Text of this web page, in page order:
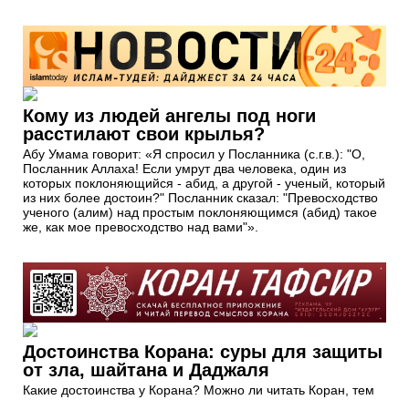
Кому из людей ангелы под ноги
расстилают свои крылья?
Абу Умама говорит: «Я спросил у Посланника (с.г.в.): "О,
Посланник Аллаха! Если умрут два человека, один из
которых поклоняющийся - абид, а другой - ученый, который
из них более достоин?" Посланник сказал: "Превосходство
ученого (алим) над простым поклоняющимся (абид) такое
же, как мое превосходство над вами"».
Достоинства Корана: суры для защиты
от зла, шайтана и Даджаля
Какие достоинства у Корана? Можно ли читать Коран, тем